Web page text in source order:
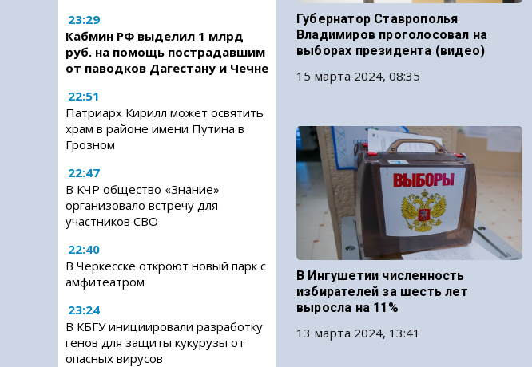
23:29
Кабмин РФ выделил 1 млрд
руб. на помощь пострадавшим
от паводков Дагестану и Чечне
22:51
Патриарх Кирилл может освятить
храм в районе имени Путина в
Грозном
22:47
В КЧР общество «Знание»
организовало встречу для
участников СВО
22:40
В Черкесске откроют новый парк с
амфитеатром
23:24
В КБГУ инициировали разработку
генов для защиты кукурузы от
опасных вирусов
Губернатор Ставрополья
Владимиров проголосовал на
выборах президента (видео)
15 марта 2024, 08:35
В Ингушетии численность
избирателей за шесть лет
выросла на 11%
13 марта 2024, 13:41